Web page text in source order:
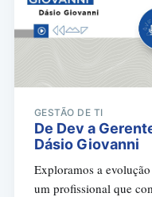
GESTÃO DE TI
De Dev a
Dásio Giovanni
Exploramos a
um profissional que